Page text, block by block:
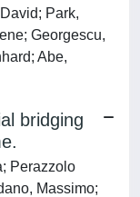
Park,
Georgescu,
Abe,
bridging
Perazzolo
Massimo;